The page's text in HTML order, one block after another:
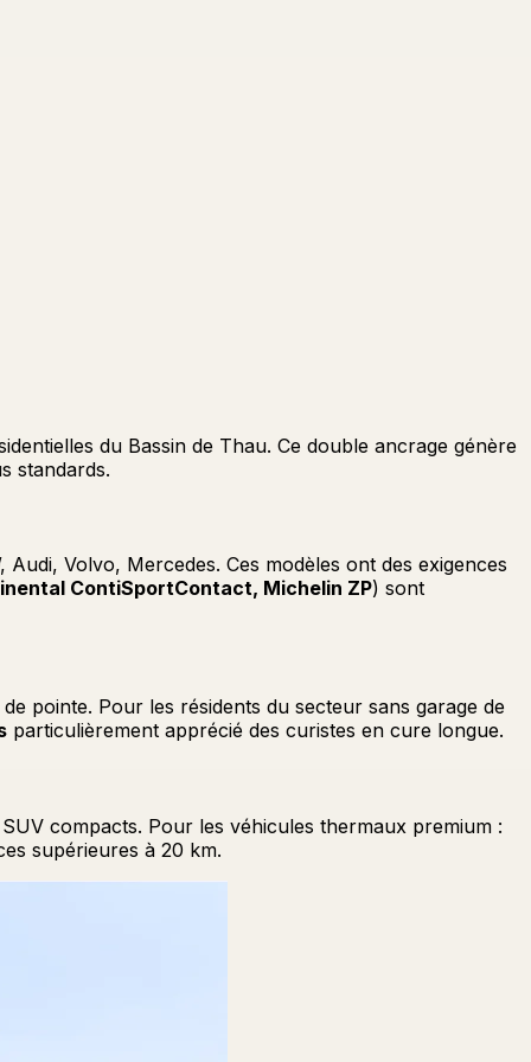
du Bassin de Thau. Ce double ancrage génère
standards.
Audi, Volvo, Mercedes. Ces modèles ont des exigences
ContiSportContact, Michelin ZP) sont
pointe. Pour les résidents du secteur sans garage de
particulièrement apprécié des curistes en cure longue.
compacts. Pour les véhicules thermaux premium :
supérieures à 20 km.